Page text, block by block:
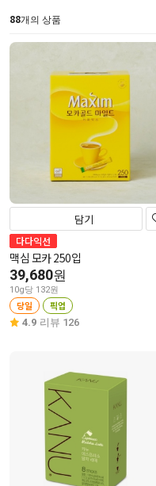
88개의 상품
담기
다다익선
맥심 모카 250입
39,680원
10g당 132원
당일 픽업
4.9 리뷰 126